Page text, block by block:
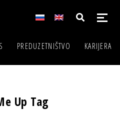
PREDUZETNIŠTVO KARIJERA
Up Tag